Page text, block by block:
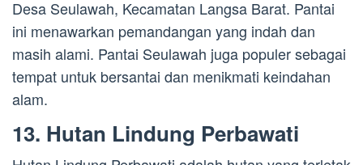
Desa Seulawah, Kecamatan Langsa Barat. Pantai
ini menawarkan pemandangan yang indah dan
masih alami. Pantai Seulawah juga populer sebagai
tempat untuk bersantai dan menikmati keindahan
alam.
13. Hutan Lindung Perbawati